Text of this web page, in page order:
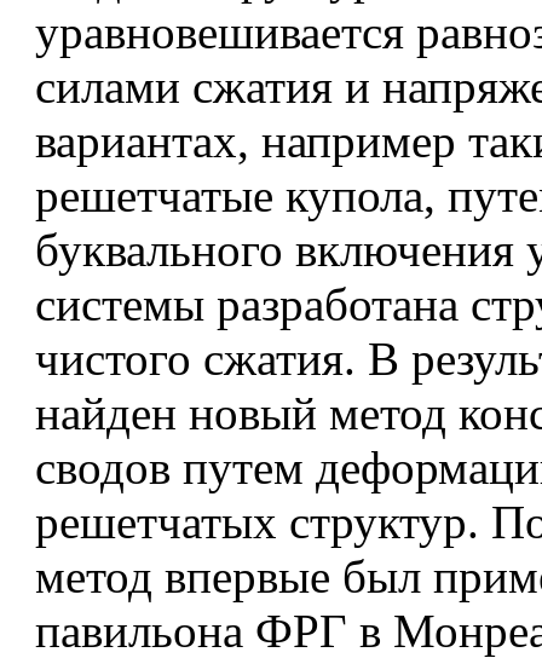
уравновешивается
силами сжатия и
вариантах, например
решетчатые купола,
буквального включения
системы разработана
чистого сжатия. В
найден новый метод
сводов путем
решетчатых структур.
метод впервые был
павильона ФРГ в